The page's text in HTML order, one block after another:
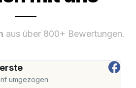
aus über 800+ Bewertungen.
umgezogen